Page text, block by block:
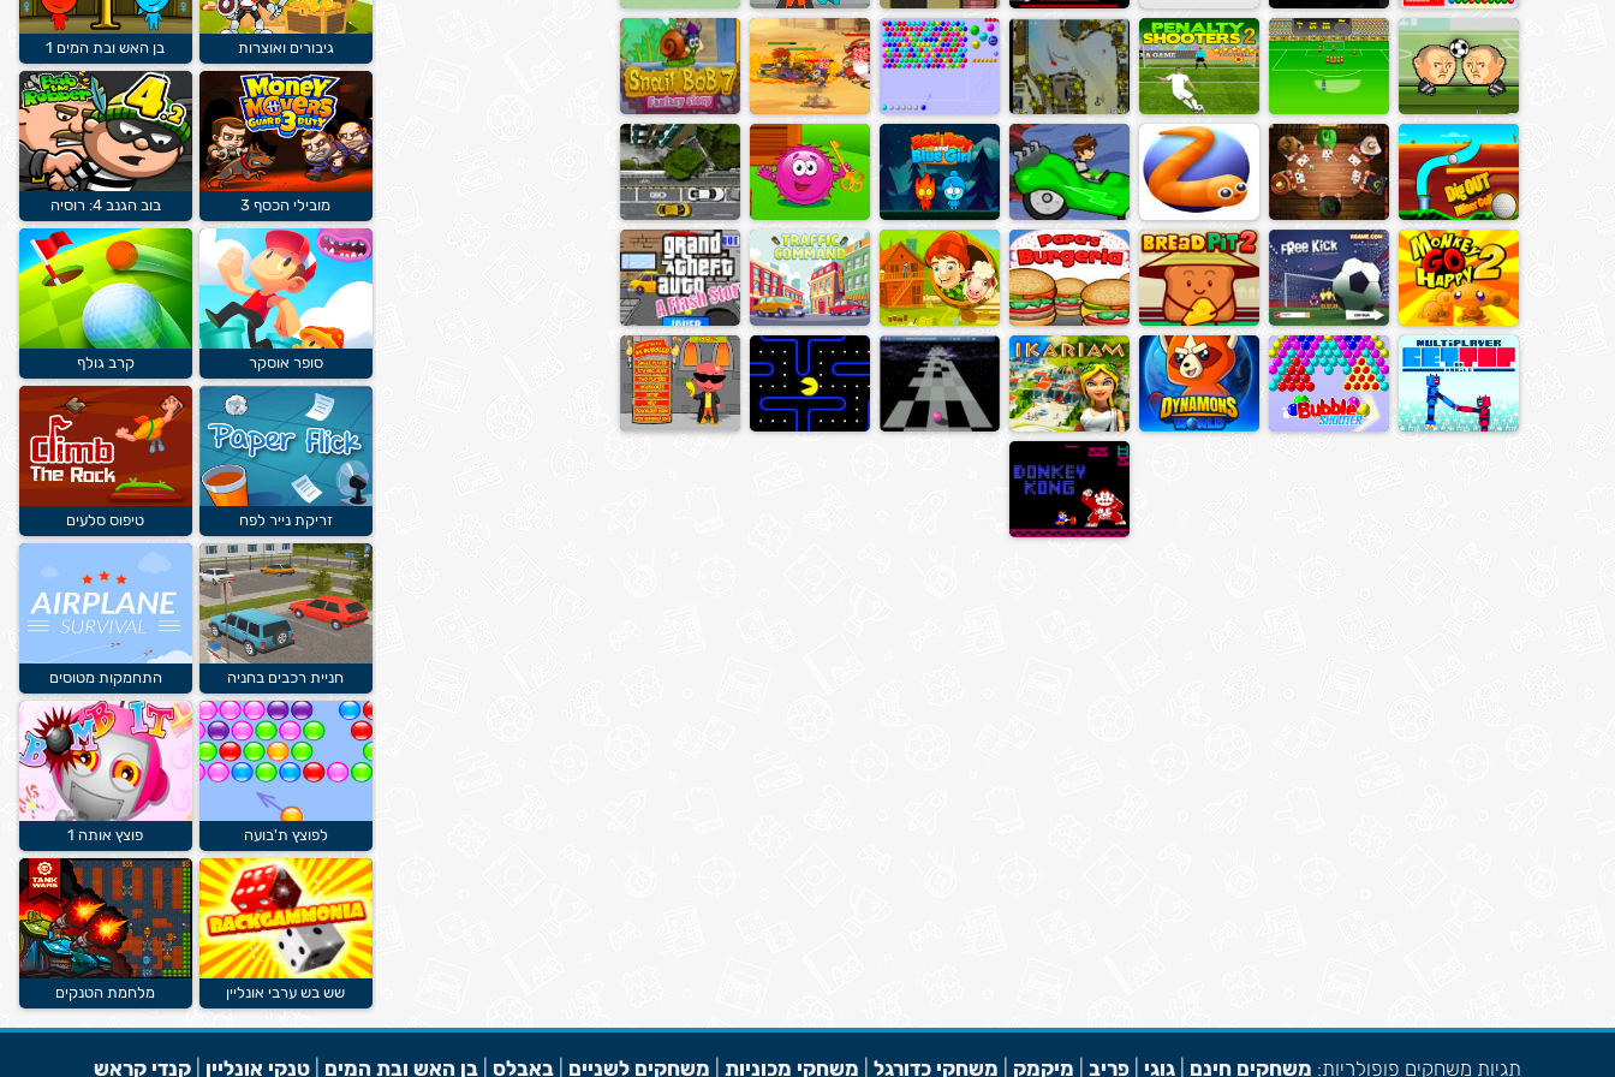
גיבורים ואוצרות בן האש ובת המים 1
מובילי הכסף 3 בוב הגנב 4: רוסיה
סופר אוסקר קרב גולף
זריקת נייר לפח טיפוס סלעים
חניית רכבים בחניה התחמקות מטוסים
לפוצץ ת'בועה פוצץ אותה 1
שש בש ערבי אונליין מלחמת הטנקים
תגיות משחקים פופולריות: משחקים חינם גוגי פריב מיקמק משחקי כדורגל משחקי מכוניות משחקים לשניים באבלס בן האש ובת המים טנקי אונליין קנדי קראש